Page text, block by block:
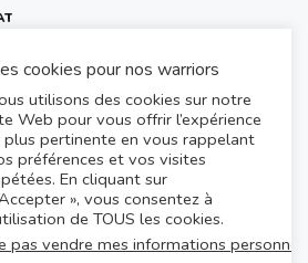
drépanocytaire à accéder aux soins
Faire un don
SOLIMAD — Tous droits réservés
cookies pour nos warriors
utilisons des cookies sur notre
Web pour vous offrir l’expérience
plus pertinente en vous rappelant
préférences et vos visites
En cliquant sur
», vous consentez à
de TOUS les cookies.
pas vendre mes informations